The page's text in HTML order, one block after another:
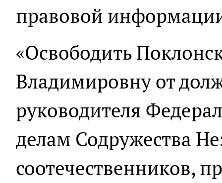
правовой
«Освободить
Владимировну от
руководителя
делам Содружества
соотечественников,